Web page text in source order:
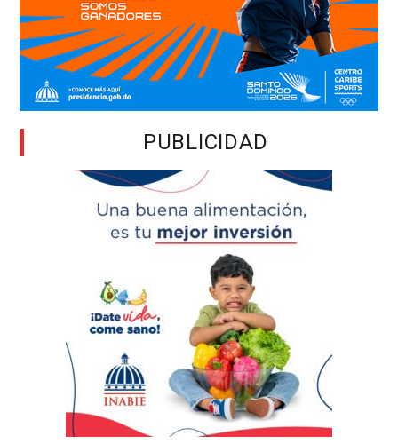
PUBLICIDAD